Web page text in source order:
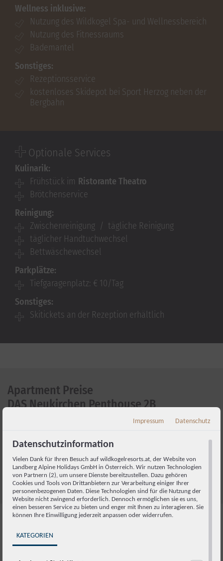
Wellness inklusive:
Nutzung des Wildkogel Spa- und Wellnessbereich
Nutzung des Fitnessraums
Bademantel
Sonstiges:
Rezeptionsservice
kostenloses Skidepot bei Sport Herzog neben der
Bergbahn
Optionale Services
Kulinarik:
Frühstück im Ristorante Theatro
Brötchenservice
Reinigung:
Zwischenreinigung / tägliche Reinigung
täglicher Handtuchwechsel
Bettwäschewechsel
Parkplätze:
Tiefgaragenplatz: € 10/Tag
Sonstiges:
Skitickets an der Rezeption erhältlich
Apartment Preise
DAS Neukirchen Penthouse 2B
. Bitte prüfen Sie den
stellen Sie uns einen Anfrage per Mail
anbooking@wildkogelresorts.atoder im untenstehenden
Formular. Exklusive Ortstaxe und Servicepauschale.
Impressum Datenschutz
Datenschutzinformation
Vielen Dank für Ihren Besuch auf wildkogelresorts.at, der Website von
Landberg Alpine Holidays GmbH in Österreich. Wir nutzen Technologien
von Partnern (2), um unsere Dienste bereitzustellen. Dazu gehören
Cookies und Tools von Drittanbietern zur Verarbeitung einiger Ihrer
personenbezogenen Daten. Diese Technologien sind für die Nutzung der
Website nicht zwingend erforderlich. Dennoch ermöglichen sie es uns,
einen besseren Service zu bieten und enger mit Ihnen zu interagieren. Sie
können Ihre Einwilligung jederzeit anpassen oder widerrufen.
KATEGORIEN